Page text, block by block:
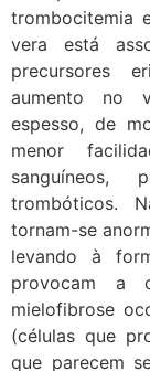
trombocitemia
vera está
precursores
aumento no
espesso, de
menor
sanguíneos,
trombóticos.
tornam-se
levando à
provocam a
mielofibrose
(células que
que parecem